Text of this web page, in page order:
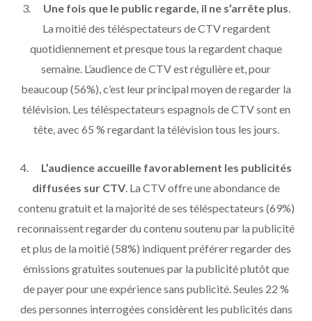
3. Une fois que le public regarde, il ne s’arrête plus
La moitié des téléspectateurs de CTV regardent
quotidiennement et presque tous la regardent chaque
semaine. L’audience de CTV est régulière et, pour
beaucoup (56%), c’est leur principal moyen de regarder la
télévision. Les téléspectateurs espagnols de CTV sont en
tête, avec 65 % regardant la télévision tous les jours.
4. L’audience accueille favorablement les publicités
diffusées sur CTV . La CTV offre une abondance de
contenu gratuit et la majorité de ses téléspectateurs (69%)
reconnaissent regarder du contenu soutenu par la publicité
et plus de la moitié (58%) indiquent préférer regarder des
émissions gratuites soutenues par la publicité plutôt que
de payer pour une expérience sans publicité. Seules 22 %
des personnes interrogées considèrent les publicités dans